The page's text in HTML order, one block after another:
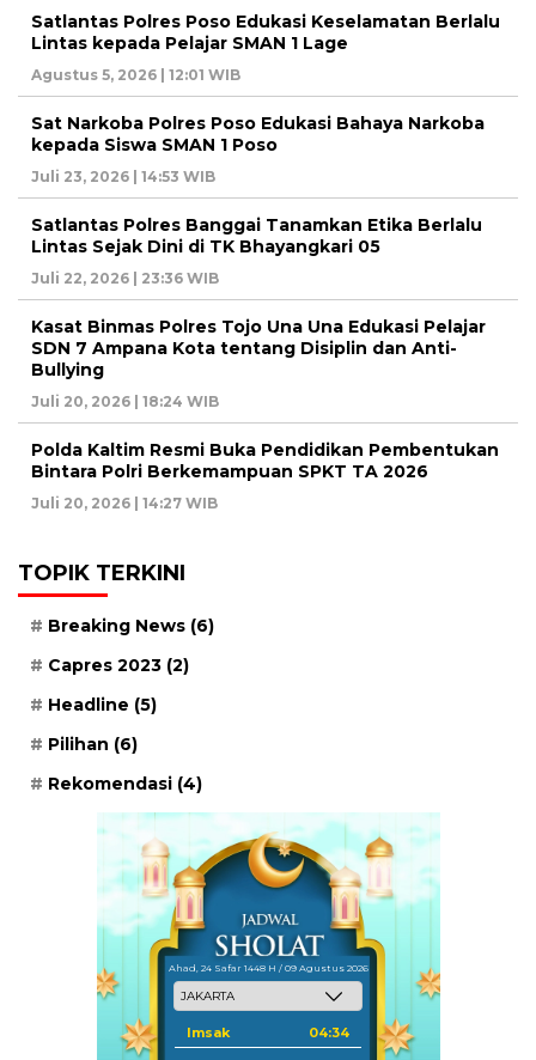
Satlantas Polres Poso Edukasi Keselamatan Berlalu
Lintas kepada Pelajar SMAN 1 Lage
Agustus 5, 2026 | 12:01 WIB
Sat Narkoba Polres Poso Edukasi Bahaya Narkoba
kepada Siswa SMAN 1 Poso
Juli 23, 2026 | 14:53 WIB
Satlantas Polres Banggai Tanamkan Etika Berlalu
Lintas Sejak Dini di TK Bhayangkari 05
Juli 22, 2026 | 23:36 WIB
Kasat Binmas Polres Tojo Una Una Edukasi Pelajar
SDN 7 Ampana Kota tentang Disiplin dan Anti-
Bullying
Juli 20, 2026 | 18:24 WIB
Polda Kaltim Resmi Buka Pendidikan Pembentukan
Bintara Polri Berkemampuan SPKT TA 2026
Juli 20, 2026 | 14:27 WIB
TOPIK TERKINI
Breaking News (6)
Capres 2023 (2)
Headline (5)
Pilihan (6)
Rekomendasi (4)
Ahad, 24 Safar 1448 H / 09 Agustus 2026
Imsak 04:34